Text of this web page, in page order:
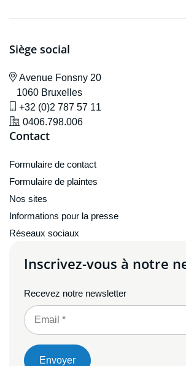
Siège social
icône de localisation
Avenue Fonsny 20
1060 Bruxelles
icône de gsm
+32 (0)2 787 57 11
icône de localisation
0406.798.006
Contact
Formulaire de contact
Formulaire de plaintes
Nos sites
Informations pour la presse
Réseaux sociaux
Inscrivez-vous à notre
Recevez notre newsletter
Envoyer